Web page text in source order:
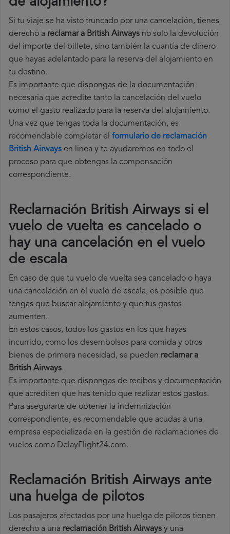
Si tu viaje se ha visto truncado por una cancelación, tienes
derecho a reclamar a British Airways no solo la devolución
del importe del billete, sino también la cuantía de dinero
que hayas adelantado para la reserva del alojamiento en
tu destino.
Es importante que dispongas de la documentación
necesaria que acredite tanto la cancelación del vuelo
como el gasto realizado para la reserva del alojamiento.
Una vez que tengas toda la documentación, es
recomendable completar el formulario de reclamación
British Airways en linea y te ayudaremos en todo el
proceso para que obtengas la compensación
correspondiente.
Reclamación British Airways si el
vuelo de vuelta es cancelado o
hay una cancelación en el vuelo
de escala
En caso de que tu vuelo de vuelta sea cancelado o haya
una cancelación en el vuelo de escala, es posible que
tengas que buscar alojamiento y que tus gastos
aumenten.
En estos casos, todos los gastos en los que hayas
incurrido, como los desembolsos para comida y otros
bienes de primera necesidad, se pueden reclamar a
British Airways.
Es importante que dispongas de recibos y documentación
que acrediten que has tenido que realizar estos gastos.
Para asegurarte de obtener la indemnización
correspondiente, es recomendable que acudas a una
empresa especializada en la gestión de reclamaciones de
vuelos como DelayFlight24.com.
Reclamación British Airways ante
una huelga de pilotos
Los pasajeros afectados por una huelga de pilotos tienen
derecho a una reclamación British Airways y una